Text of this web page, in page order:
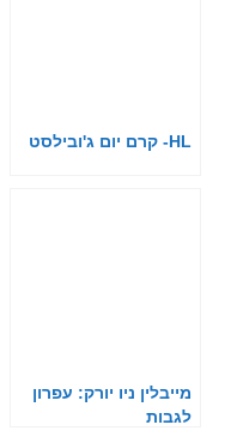
HL- קרם יום ג'ובילסט
מייבלין ניו יורק: עפרון
לגבות